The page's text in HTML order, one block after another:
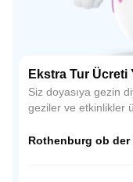
Ekstra Tur Ücreti
Siz doyasıya gezin
geziler ve etkinlikler
Rothenburg ob der